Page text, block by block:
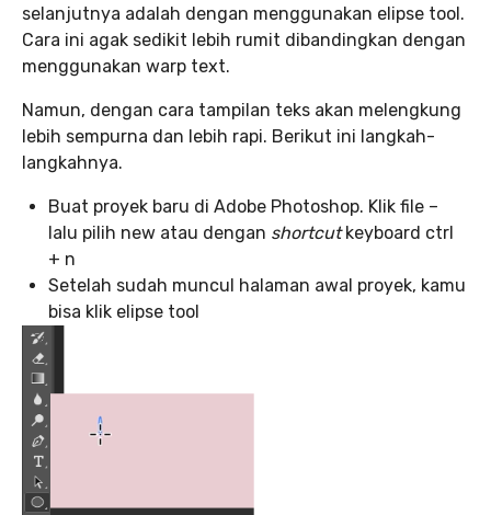
selanjutnya adalah dengan menggunakan elipse tool.
Cara ini agak sedikit lebih rumit dibandingkan dengan
menggunakan warp text.
Namun, dengan cara tampilan teks akan melengkung
lebih sempurna dan lebih rapi. Berikut ini langkah-
langkahnya.
Buat proyek baru di Adobe Photoshop. Klik file –
lalu pilih new atau dengan shortcutkeyboard ctrl
+ n
Setelah sudah muncul halaman awal proyek, kamu
bisa klik elipse tool